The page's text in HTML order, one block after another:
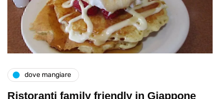
dove mangiare
Ristoranti family friendly in Giappone